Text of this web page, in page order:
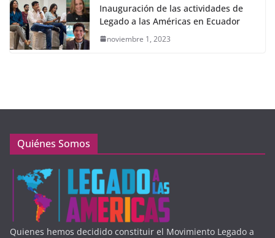
Inauguración de las actividades de
Legado a las Américas en Ecuador
noviembre 1, 2023
Quiénes Somos
Quienes hemos decidido constituir el Movimiento Legado a